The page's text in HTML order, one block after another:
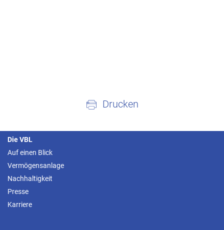
Drucken
Die VBL
Auf einen Blick
Vermögensanlage
Nachhaltigkeit
Presse
Karriere